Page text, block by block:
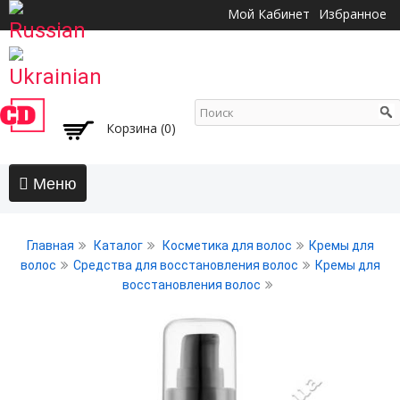
основному
Мой Кабинет Избранное
Корзина (0)
АКЦИИ
Бальзамы и кондиционеры
Главная Каталог Косметика для волос
Кремы для
волос
Средства для восстановления волос
Кремы для
восстановления волос